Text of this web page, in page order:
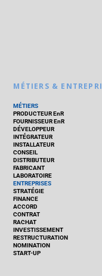
MÉTIERS &
MÉTIERS
PRODUCTEUR EnR
FOURNISSEUR EnR
DÉVELOPPEUR
INTÉGRATEUR
INSTALLATEUR
CONSEIL
DISTRIBUTEUR
FABRICANT
LABORATOIRE
ENTREPRISES
STRATÉGIE
FINANCE
ACCORD
CONTRAT
RACHAT
INVESTISSEMENT
RESTRUCTURATION
NOMINATION
START-UP